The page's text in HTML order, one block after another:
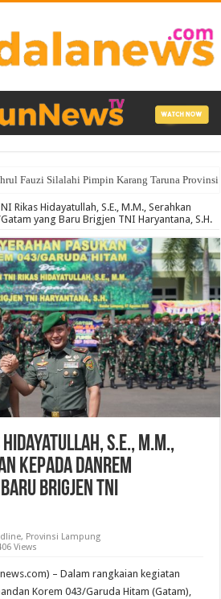
Fauzi Silalahi Pimpin Karang Taruna
Rikas Hidayatullah, S.E., M.M., Serahkan
yang Baru Brigjen TNI Haryantana, S.H.
S.E., M.M.,
Kepada Danrem
Brigjen TNI
, Provinsi Lampung
Views
– Dalam rangkaian kegiatan
Korem 043/Garuda Hitam (Gatam),